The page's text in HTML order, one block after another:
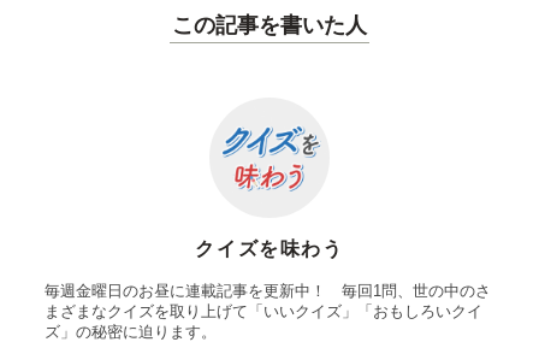
この記事を書いた人
クイズを味わう
毎週金曜日のお昼に連載記事を更新中！ 毎回1問、世の中のさ
まざまなクイズを取り上げて「いいクイズ」「おもしろいクイ
ズ」の秘密に迫ります。